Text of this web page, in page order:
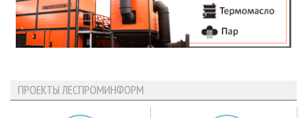
ПРОЕКТЫ ЛЕСПРОМИНФОРМ